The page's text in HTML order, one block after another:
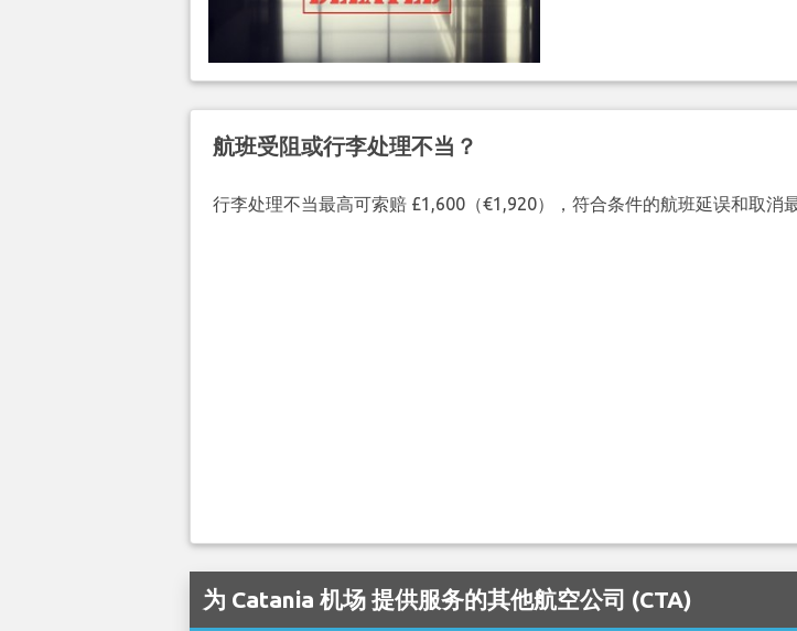
航班受阻或行李处理不当？
行李处理不当最高可索赔 £1,600（€1,920），符合条件的航班延误和取消
为 Catania 机场 提供服务的其他航空公司 (CTA)